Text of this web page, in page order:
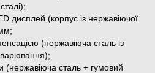
дисплей (корпус із нержавіючої
(нержавіюча сталь із
(нержавіюча сталь + гумовий